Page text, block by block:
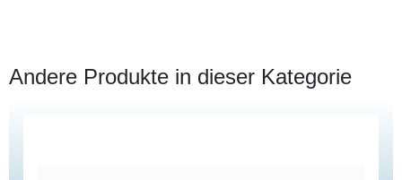
Andere Produkte in dieser Kategorie